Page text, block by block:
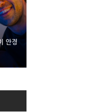
안경
키징